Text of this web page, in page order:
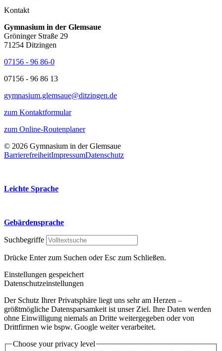
Kontakt
Gymnasium in der Glemsaue
Gröninger Straße 29
71254 Ditzingen
07156 - 96 86-0
07156 - 96 86 13
gymnasium.glemsaue@ditzingen.de
zum Kontaktformular
zum Online-Routenplaner
© 2026 Gymnasium in der Glemsaue
BarrierefreiheitImpressumDatenschutz
Leichte Sprache
Gebärdensprache
Suchbegriffe
Drücke Enter zum Suchen oder Esc zum Schließen.
Einstellungen gespeichert
Datenschutzeinstellungen
Der Schutz Ihrer Privatsphäre liegt uns sehr am Herzen –
größtmögliche Datensparsamkeit ist unser Ziel. Ihre Daten werden
ohne Einwilligung niemals an Dritte weitergegeben oder von
Drittfirmen wie bspw. Google weiter verarbeitet.
Choose your privacy level